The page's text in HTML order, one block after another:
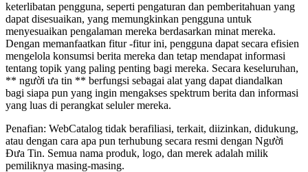
keterlibatan pengguna, seperti pengaturan dan pemberitahuan yang
dapat disesuaikan, yang memungkinkan pengguna untuk
menyesuaikan pengalaman mereka berdasarkan minat mereka.
Dengan memanfaatkan fitur -fitur ini, pengguna dapat secara efisien
mengelola konsumsi berita mereka dan tetap mendapat informasi
tentang topik yang paling penting bagi mereka. Secara keseluruhan,
** người ưa tin ** berfungsi sebagai alat yang dapat diandalkan
bagi siapa pun yang ingin mengakses spektrum berita dan informasi
yang luas di perangkat seluler mereka.
Penafian: WebCatalog tidak berafiliasi, terkait, diizinkan, didukung,
atau dengan cara apa pun terhubung secara resmi dengan Người
Đưa Tin. Semua nama produk, logo, dan merek adalah milik
pemiliknya masing-masing.